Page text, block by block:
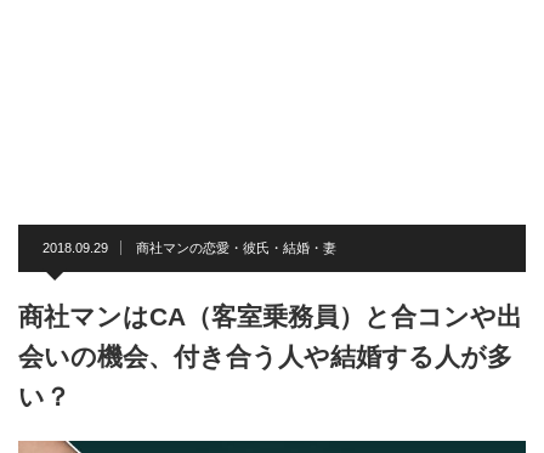
2018.09.29 商社マンの恋愛・彼氏・結婚・妻
商社マンはCA（客室乗務員）と合コンや出
会いの機会、付き合う人や結婚する人が多
い？